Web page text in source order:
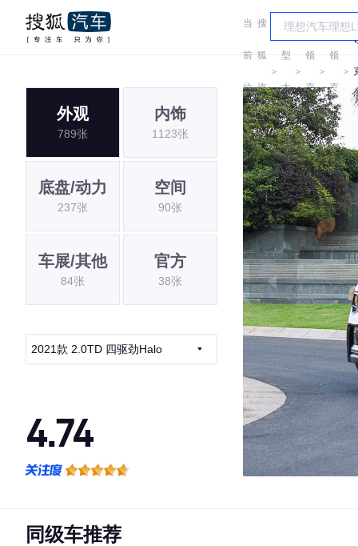
当
前
位
置:
搜
狐
汽
车
＞
车
型
大
全
＞
领
克
＞
领
克
＞
外观
789张
内饰
1123张
底盘/动力
237张
空间
90张
车展/其他
84张
官方
38张
2021款 2.0TD 四驱劲Halo
4.74
·空间表现一般，低于83%同级车
同级车推荐